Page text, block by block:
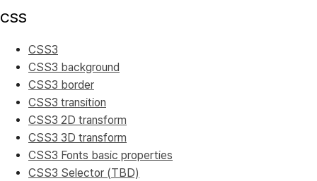
CSS
CSS3
CSS3 background
CSS3 border
CSS3 transition
CSS3 2D transform
CSS3 3D transform
CSS3 Fonts basic properties
CSS3 Selector (TBD)